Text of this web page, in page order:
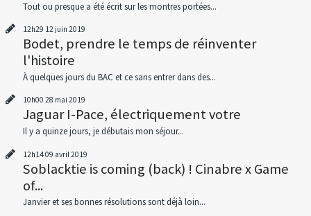
Tout ou presque a été écrit sur les montres portées...
12h29 12 juin 2019
Bodet, prendre le temps de réinventer
l'histoire
À quelques jours du BAC et ce sans entrer dans des...
10h00 28 mai 2019
Jaguar I-Pace, électriquement votre
Il y a quinze jours, je débutais mon séjour...
12h1409 avril 2019
Soblacktie is coming (back) ! Cinabre x Game
of...
Janvier et ses bonnes résolutions sont déjà loin...